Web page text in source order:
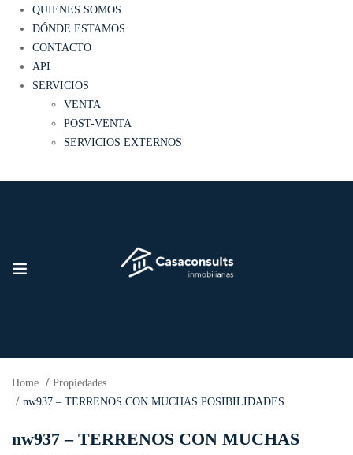
QUIENES SOMOS
DÓNDE ESTAMOS
CONTACTO
API
SERVICIOS
VENTA
POST-VENTA
SERVICIOS EXTERNOS
Home
Propiedades
nw937 – TERRENOS CON MUCHAS POSIBILIDADES
nw937 – TERRENOS CON MUCHAS